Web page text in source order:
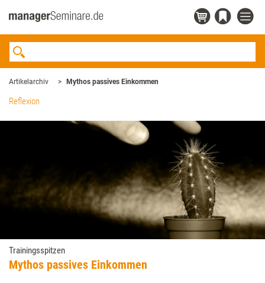
Artikelarchiv Mythos passives Einkommen
Reflexion
Trainingsspitzen
Mythos passives Einkommen